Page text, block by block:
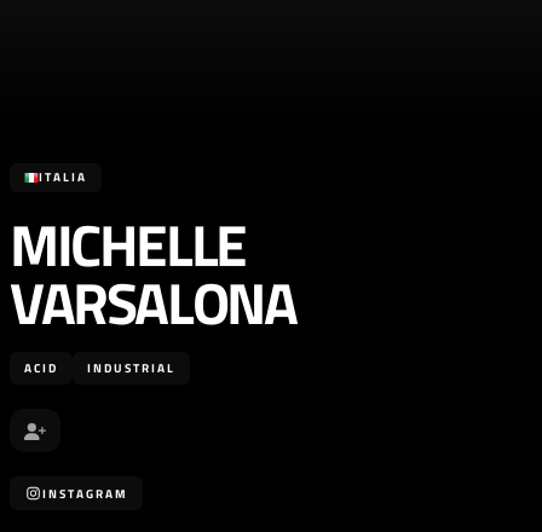
ITALIA
MICHELLE
VARSALONA
ACID INDUSTRIAL
INSTAGRAM